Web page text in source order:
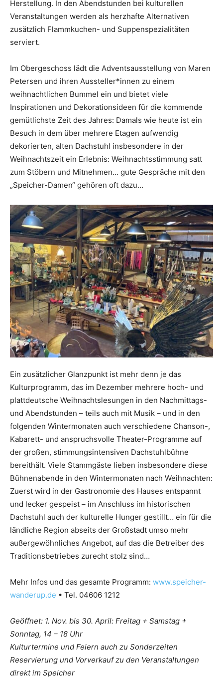
Herstellung. In den Abendstunden bei kulturellen
Veranstaltungen werden als herzhafte Alternativen
zusätzlich Flammkuchen- und Suppenspezialitäten
serviert.
Im Obergeschoss lädt die Adventsausstellung von Maren
Petersen und ihren Aussteller*innen zu einem
weihnachtlichen Bummel ein und bietet viele
Inspirationen und Dekorationsideen für die kommende
gemütlichste Zeit des Jahres: Damals wie heute ist ein
Besuch in dem über mehrere Etagen aufwendig
dekorierten, alten Dachstuhl insbesondere in der
Weihnachtszeit ein Erlebnis: Weihnachtsstimmung satt
zum Stöbern und Mitnehmen… gute Gespräche mit den
„Speicher-Damen“ gehören oft dazu…
Ein zusätzlicher Glanzpunkt ist mehr denn je das
Kulturprogramm, das im Dezember mehrere hoch- und
plattdeutsche Weihnachtslesungen in den Nachmittags-
und Abendstunden – teils auch mit Musik – und in den
folgenden Wintermonaten auch verschiedene Chanson-,
Kabarett- und anspruchsvolle Theater-Programme auf
der großen, stimmungsintensiven Dachstuhlbühne
bereithält. Viele Stammgäste lieben insbesondere diese
Bühnenabende in den Wintermonaten nach Weihnachten:
Zuerst wird in der Gastronomie des Hauses entspannt
und lecker gespeist – im Anschluss im historischen
Dachstuhl auch der kulturelle Hunger gestillt… ein für die
ländliche Region abseits der Großstadt umso mehr
außergewöhnliches Angebot, auf das die Betreiber des
Traditionsbetriebes zurecht stolz sind…
Mehr Infos und das gesamte Programm: www.speicher-
wanderup.de • Tel. 04606 1212
Geöffnet: 1. Nov. bis 30. April: Freitag + Samstag +
Sonntag, 14 – 18 Uhr
Kulturtermine und Feiern auch zu Sonderzeiten
Reservierung und Vorverkauf zu den Veranstaltungen
direkt im Speicher